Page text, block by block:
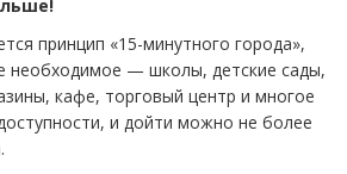
принцип «15-минутного города»,
необходимое — школы, детские сады,
кафе, торговый центр и многое
и дойти можно не более